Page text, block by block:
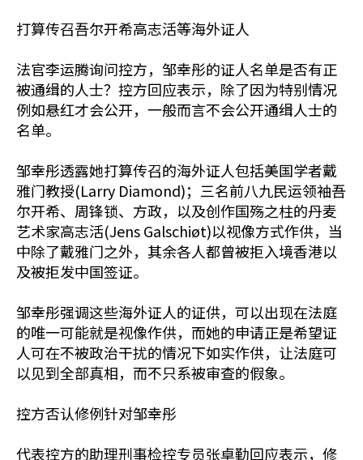
打算传召吾尔开希高志活等海外证人
法官李运腾询问控方，邹幸彤的证人名单是否有正
被通缉的人士？控方回应表示，除了因为特别情况
例如悬红才会公开，一般而言不会公开通缉人士的
名单。
邹幸彤透露她打算传召的海外证人包括美国学者戴
雅门教授(Larry Diamond)；三名前八九民运领袖吾
尔开希、周锋锁、方政，以及创作国殇之柱的丹麦
艺术家高志活(Jens Galschiøt)以视像方式作供，当
中除了戴雅门之外，其余各人都曾被拒入境香港以
及被拒发中国签证。
邹幸彤强调这些海外证人的证供，可以出现在法庭
的唯一可能就是视像作供，而她的申请正是希望证
人可在不被政治干扰的情况下如实作供，让法庭可
以见到全部真相，而不只系被审查的假象。
控方否认修例针对邹幸彤
代表控方的助理刑事检控专员张卓勤回应表示，修